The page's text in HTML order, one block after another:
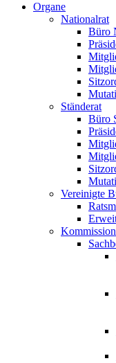
Organe
Nationalrat
Büro
Ständerat
Büro
Vereinigte